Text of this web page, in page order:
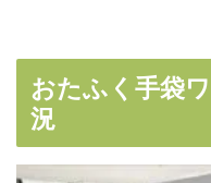
おたふく手袋
況